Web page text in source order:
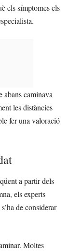
els símptomes els
abans caminava
les distàncies
fer una valoració
a partir dels
els experts
de considerar
Moltes